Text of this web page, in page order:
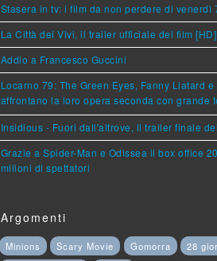
Stasera in tv: i film da non perdere di venerdì
La Città dei Vivi, il trailer ufficiale del film [HD]
Addio a Francesco Guccini
Locarno 79: The Green Eyes, Fanny Liatard e
affrontano la loro opera seconda con grande
Insidious - Fuori dall'altrove, il trailer finale
Grazie a Spider-Man e Odissea il box office
milioni di spettatori
Argomenti
Minions Scary Movie Gomorra
28